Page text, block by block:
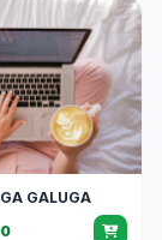
GALUGA